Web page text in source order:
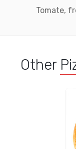
Tomate,
Other